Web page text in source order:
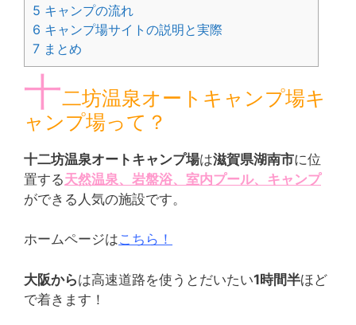
5 キャンプの流れ
6 キャンプ場サイトの説明と実際
7 まとめ
十二坊温泉オートキャンプ場キ
ャンプ場って？
十二坊温泉オートキャンプ場は滋賀県湖南市に位
置する天然温泉、岩盤浴、室内プール、キャンプ
ができる人気の施設です。
ホームページはこちら！
大阪からは高速道路を使うとだいたい1時間半ほど
で着きます！